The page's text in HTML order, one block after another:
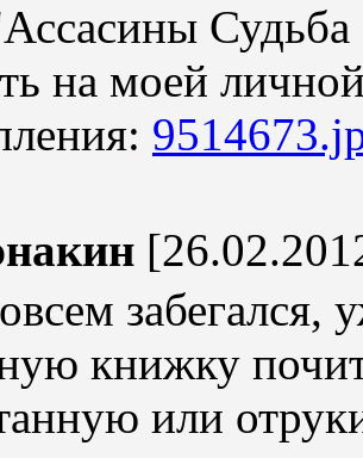
на моей
забегался,
книжку
или